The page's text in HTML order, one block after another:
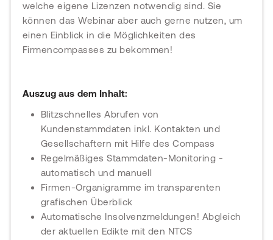
welche eigene Lizenzen notwendig sind. Sie
können das Webinar aber auch gerne nutzen, um
einen Einblick in die Möglichkeiten des
Firmencompasses zu bekommen!
Auszug aus dem Inhalt:
Blitzschnelles Abrufen von
Kundenstammdaten inkl. Kontakten und
Gesellschaftern mit Hilfe des Compass
Regelmäßiges Stammdaten-Monitoring -
automatisch und manuell
Firmen-Organigramme im transparenten
grafischen Überblick
Automatische Insolvenzmeldungen! Abgleich
der aktuellen Edikte mit den NTCS